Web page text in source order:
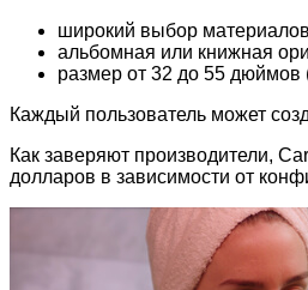
широкий выбор
альбомная или книжная
размер от 32 до 55 дюймов
Каждый пользователь может
Как заверяют производители,
долларов в зависимости от